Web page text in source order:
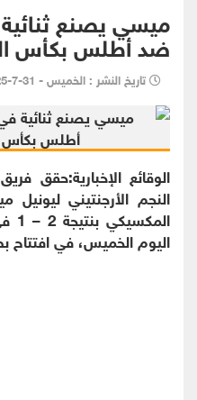
ميسي يصنع
ضد أطلس بكأس
تاريخ النشر : الخميس - 31-7-2025 - 11:12 AM
الوقائع الإخبارية:حقق
النجم الأرجنتيني
اليوم الخميس، في افتتاح